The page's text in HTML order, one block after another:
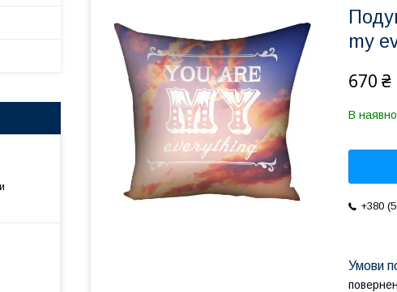
my
670 ₴
В
+380